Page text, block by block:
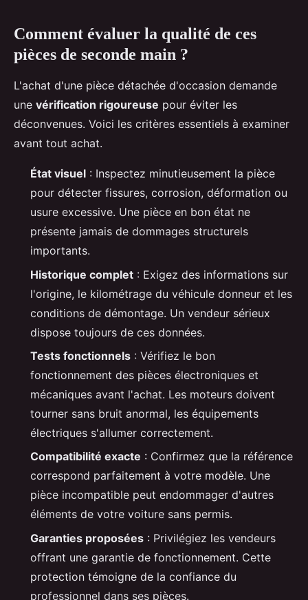
Comment évaluer la qualité de ces
pièces de seconde main ?
L'achat d'une pièce détachée d'occasion demande
une vérification rigoureuse pour éviter les
déconvenues. Voici les critères essentiels à examiner
avant tout achat.
État visuel : Inspectez minutieusement la pièce
pour détecter fissures, corrosion, déformation ou
usure excessive. Une pièce en bon état ne
présente jamais de dommages structurels
importants.
Historique complet : Exigez des informations sur
l'origine, le kilométrage du véhicule donneur et les
conditions de démontage. Un vendeur sérieux
dispose toujours de ces données.
Tests fonctionnels : Vérifiez le bon
fonctionnement des pièces électroniques et
mécaniques avant l'achat. Les moteurs doivent
tourner sans bruit anormal, les équipements
électriques s'allumer correctement.
Compatibilité exacte : Confirmez que la référence
correspond parfaitement à votre modèle. Une
pièce incompatible peut endommager d'autres
éléments de votre voiture sans permis.
Garanties proposées : Privilégiez les vendeurs
offrant une garantie de fonctionnement. Cette
protection témoigne de la confiance du
professionnel dans ses pièces.